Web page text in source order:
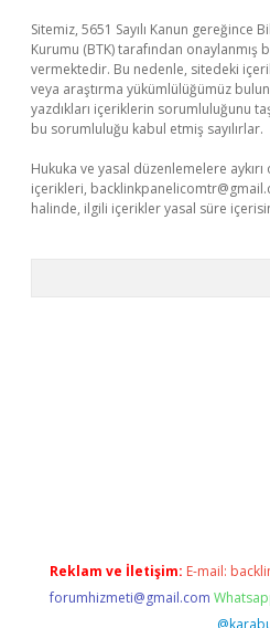
Sitemiz, 5651 Sayılı Kanun gereğince
Kurumu (BTK) tarafından onaylanmış
vermektedir. Bu nedenle, sitedeki
veya araştırma yükümlülüğümüz
yazdıkları içeriklerin sorumluluğunu
bu sorumluluğu kabul etmiş sayılırlar.
Hukuka ve yasal düzenlemelere
içerikleri,
halinde, ilgili içerikler yasal süre
Reklam ve İletişim: E-mail:
forumhizmeti@gmail.com